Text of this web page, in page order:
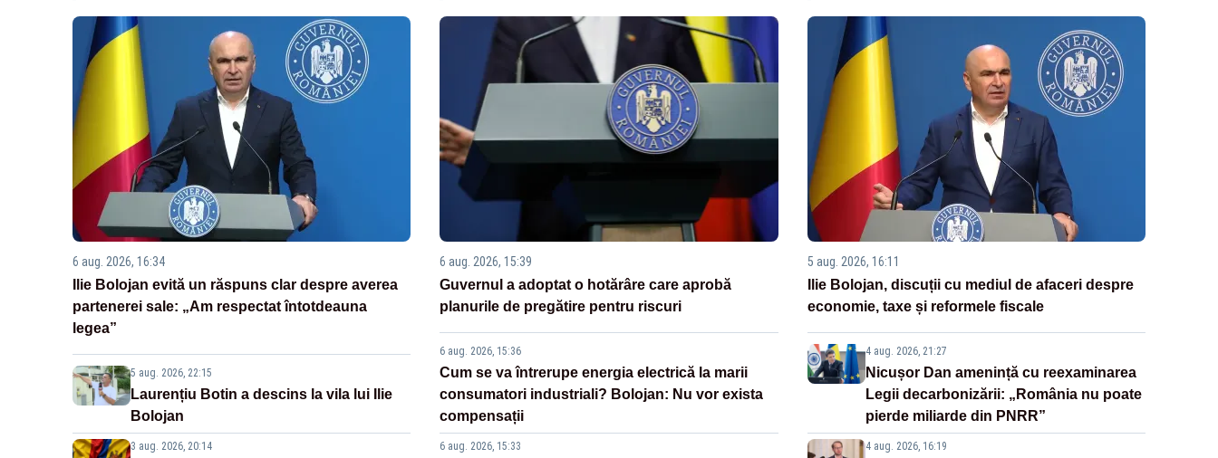
6 aug. 2026, 16:34
Ilie Bolojan evită un răspuns clar despre averea
partenerei sale: „Am respectat întotdeauna
legea”
5 aug. 2026, 22:15
Laurențiu Botin a descins la vila lui Ilie
Bolojan
3 aug. 2026, 20:14
6 aug. 2026, 15:39
Guvernul a adoptat o hotărâre care aprobă
planurile de pregătire pentru riscuri
6 aug. 2026, 15:36
Cum se va întrerupe energia electrică la marii
consumatori industriali? Bolojan: Nu vor exista
compensații
6 aug. 2026, 15:33
5 aug. 2026, 16:11
Ilie Bolojan, discuții cu mediul de afaceri despre
economie, taxe și reformele fiscale
4 aug. 2026, 21:27
Nicușor Dan amenință cu reexaminarea
Legii decarbonizării: „România nu poate
pierde miliarde din PNRR”
4 aug. 2026, 16:19